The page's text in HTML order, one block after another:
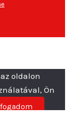
oldalon
Ön